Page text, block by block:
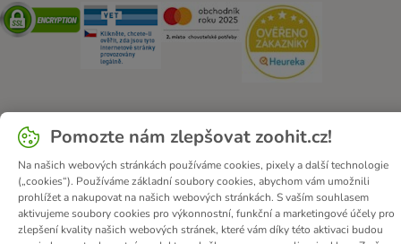
Security Security Security
O zoohit Kariéra Firemní webové stránky
Impressum
Všeobecné obchodní podmínky
Zde odstoupit od smlouvy
Zákon o digitálních službách
Likvidace baterií
Kontakt
Poštovné a dodací termín
Způsoby platby
Pomozte nám zlepšovat zoohit.cz!
Na našich webových stránkách používáme cookies, pixely a další technologie
(„cookies“). Používáme základní soubory cookies, abychom vám umožnili
prohlížet a nakupovat na našich webových stránkách. S vaším souhlasem
aktivujeme soubory cookies pro výkonnostní, funkční a marketingové účely pro
zlepšení kvality našich webových stránek, které vám díky této aktivaci budou